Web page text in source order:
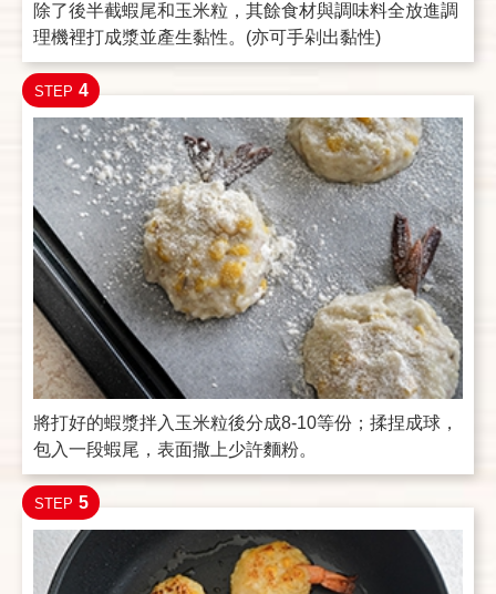
除了後半截蝦尾和玉米粒，其餘食材與調味料全放進調
理機裡打成漿並產生黏性。(亦可手剁出黏性)
STEP 4
將打好的蝦漿拌入玉米粒後分成8-10等份；揉捏成球，
包入一段蝦尾，表面撒上少許麵粉。
STEP 5